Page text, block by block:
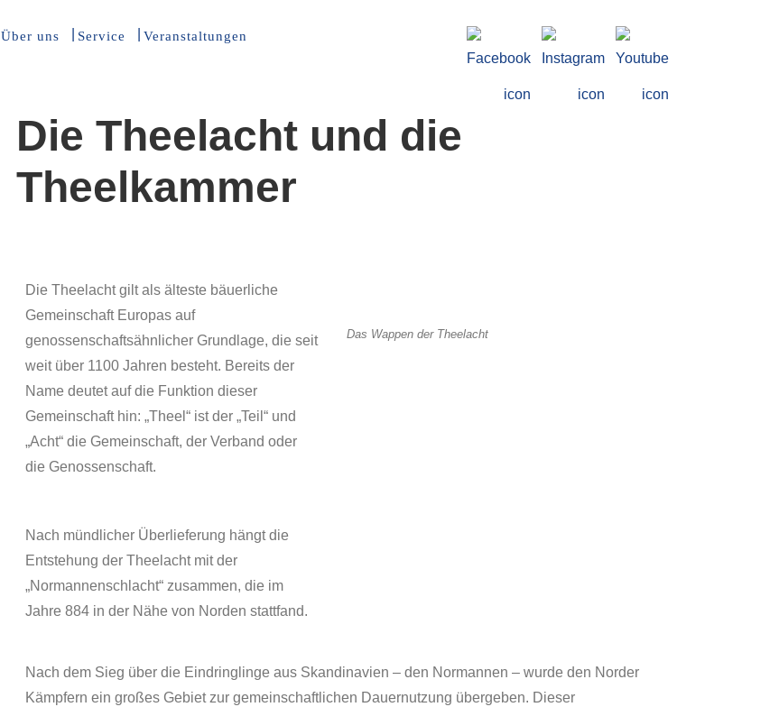
Über uns Service Veranstaltungen
Die Theelacht und die
Theelkammer
Die Theelacht gilt als älteste bäuerliche
Gemeinschaft Europas auf
genossenschaftsähnlicher Grundlage, die seit
weit über 1100 Jahren besteht. Bereits der
Name deutet auf die Funktion dieser
Gemeinschaft hin: „Theel“ ist der „Teil“ und
„Acht“ die Gemeinschaft, der Verband oder
die Genossenschaft.
Nach mündlicher Überlieferung hängt die
Entstehung der Theelacht mit der
„Normannenschlacht“ zusammen, die im
Jahre 884 in der Nähe von Norden stattfand.
Das Wappen der Theelacht
Nach dem Sieg über die Eindringlinge aus Skandinavien – den Normannen – wurde den Norder
Kämpfern ein großes Gebiet zur gemeinschaftlichen Dauernutzung übergeben. Dieser